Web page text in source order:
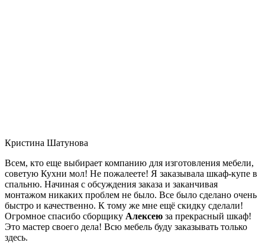
Кристина Шатунова
Всем, кто еще выбирает компанию для изготовления мебели,
советую Кухни мол! Не пожалеете! Я заказывала шкаф-купе в
спальню. Начиная с обсуждения заказа и заканчивая
монтажом никаких проблем не было. Все было сделано очень
быстро и качественно. К тому же мне ещё скидку сделали!
Огромное спасибо сборщику Алексею за прекрасный шкаф!
Это мастер своего дела! Всю мебель буду заказывать только
здесь.